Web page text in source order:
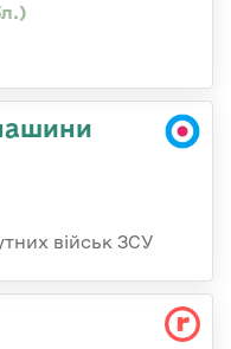
військ ЗСУ